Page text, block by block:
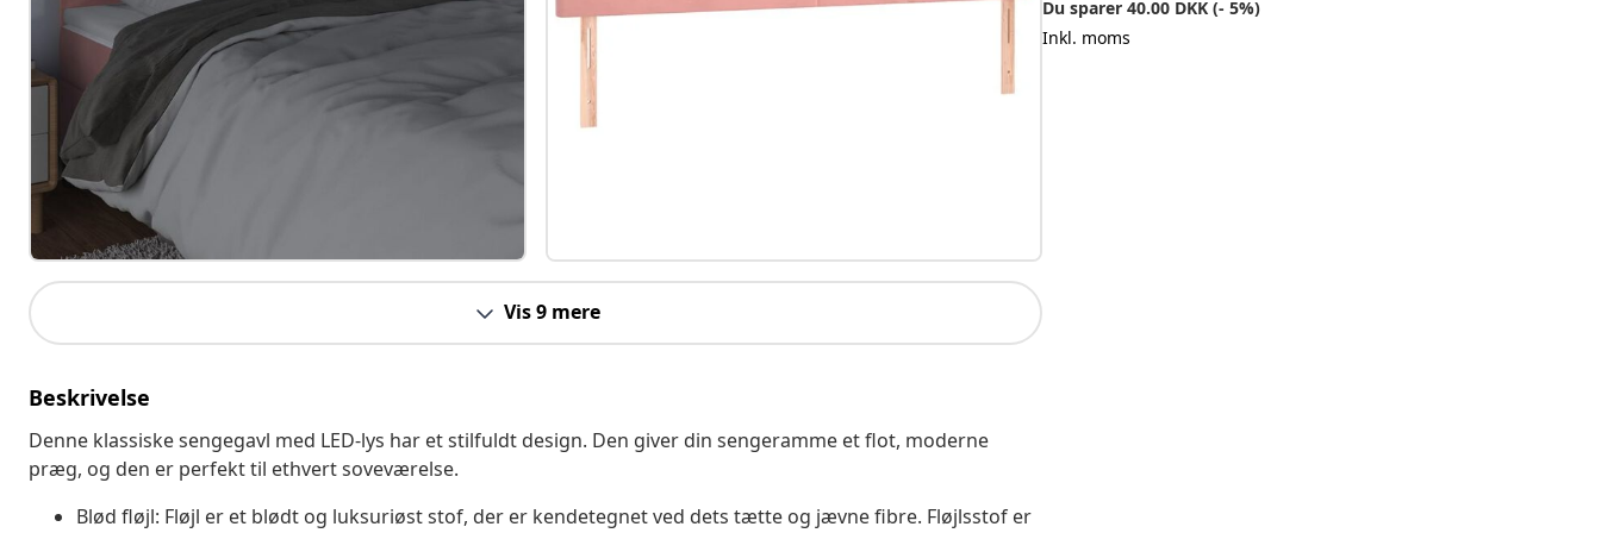
Vis 9 mere
Beskrivelse
Denne klassiske sengegavl med LED-lys har et stilfuldt design. Den giver din sengeramme et flot, moderne
præg, og den er perfekt til ethvert soveværelse.
Blød fløjl: Fløjl er et blødt og luksuriøst stof, der er kendetegnet ved dets tætte og jævne fibre. Fløjlsstof er
Du sparer 40.00 DKK (- 5%)
Inkl. moms